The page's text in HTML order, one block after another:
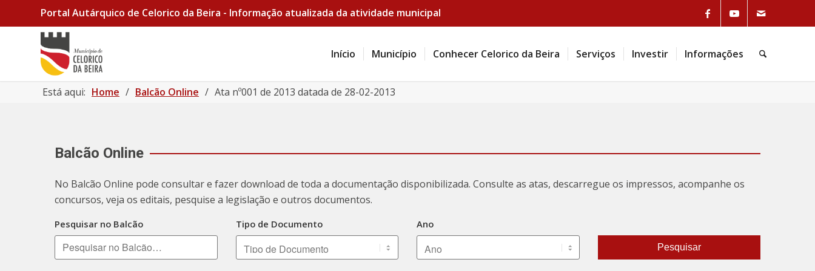
Link to Facebook
Link to Youtube
Portal Autárquico de Celorico da Beira - Informação atualizada da atividade municipal
Início Município Conhecer Celorico da Beira Serviços Investir Informações Pesquisa
Está aqui: Home / Balcão Online / Ata nº001 de 2013 datada de 28-02-2013
Balcão Online
No Balcão Online pode consultar e fazer download de toda a documentação disponibilizada. Consulte as atas, descarregue os impressos, acompanhe os
concursos, veja os editais, pesquise a legislação e outros documentos.
Pesquisar no Balcão Tipo de Documento Ano
Pesquisar